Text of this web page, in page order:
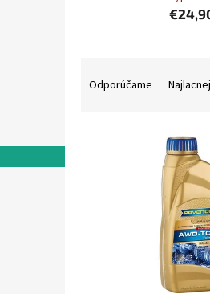
Odporúčame